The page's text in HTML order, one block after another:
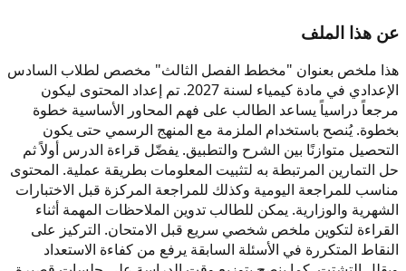
عن هذا الملف
هذا ملخص بعنوان "مخطط الفصل الثالث" مخصص لطلاب السادس
الإعدادي في مادة كيمياء لسنة 2027. تم إعداد المحتوى ليكون
مرجعاً دراسياً يساعد الطالب على فهم المحاور الأساسية خطوة
بخطوة. يُنصح باستخدام الملزمة مع المنهج الرسمي حتى يكون
التحصيل متوازنًا بين الشرح والتطبيق. يفضّل قراءة الدرس أولاً ثم
حل التمارين المرتبطة به لتثبيت المعلومات بطريقة عملية. المحتوى
مناسب للمراجعة اليومية وكذلك للمراجعة المركزة قبل الاختبارات
الشهرية والوزارية. يمكن للطالب تدوين الملاحظات المهمة أثناء
القراءة لتكوين ملخص شخصي سريع قبل الامتحان. التركيز على
النقاط المتكررة في الأسئلة السابقة يرفع من كفاءة الاستعداد